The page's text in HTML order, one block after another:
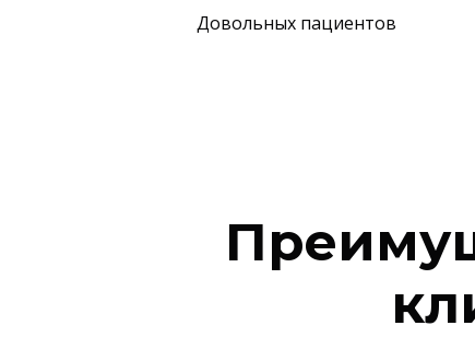
Довольных пациентов